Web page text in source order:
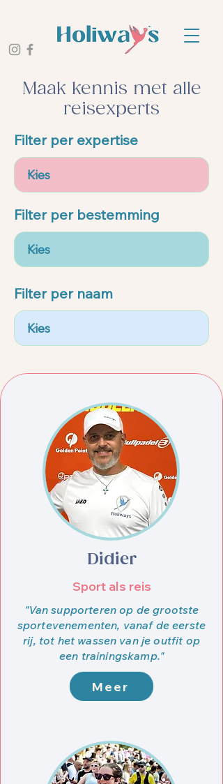
Maak kennis met alle
reisexperts
Filter per expertise
Filter per bestemming
Filter per naam
Didier
Sport als reis
"Van supporteren op de grootste
sportevenementen, vanaf de eerste
rij, tot het wassen van je outfit op
een trainingskamp."
Meer